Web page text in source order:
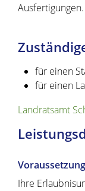
Ausfertigungen.
für einen
für einen
Landratsamt
Ihre